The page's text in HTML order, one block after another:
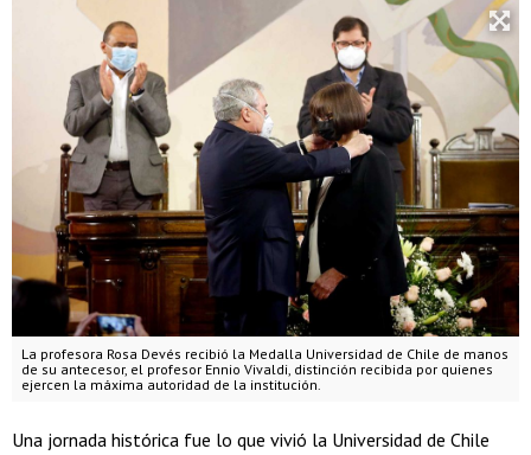
La profesora Rosa Devés recibió la Medalla Universidad de Chile de manos
de su antecesor, el profesor Ennio Vivaldi, distinción recibida por quienes
ejercen la máxima autoridad de la institución.
Una jornada histórica fue lo que vivió la Universidad de Chile